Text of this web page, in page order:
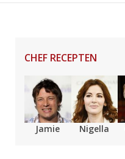
CHEF RECEPTEN
Jamie Nigella